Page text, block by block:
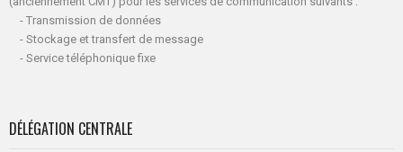
- Transmission de données
- Stockage et transfert de message
- Service téléphonique fixe
DÉLÉGATION CENTRALE